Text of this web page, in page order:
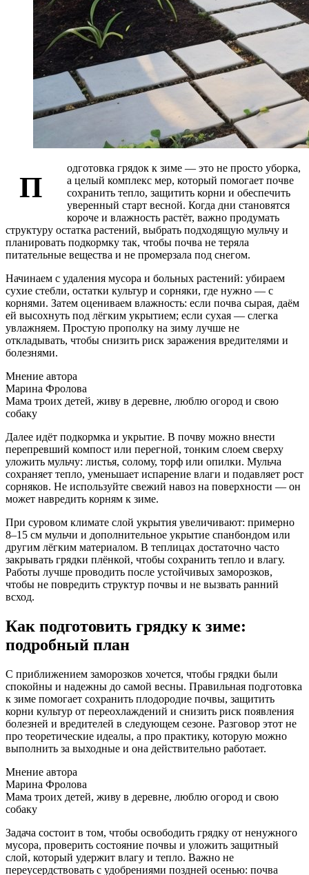
П
одготовка грядок к зиме — это не просто уборка,
а целый комплекс мер, который помогает почве
сохранить тепло, защитить корни и обеспечить
уверенный старт весной. Когда дни становятся
короче и влажность растёт, важно продумать
структуру остатка растений, выбрать подходящую мульчу и
планировать подкормку так, чтобы почва не теряла
питательные вещества и не промерзала под снегом.
Начинаем с удаления мусора и больных растений: убираем
сухие стебли, остатки культур и сорняки, где нужно — с
корнями. Затем оцениваем влажность: если почва сырая, даём
ей высохнуть под лёгким укрытием; если сухая — слегка
увлажняем. Простую прополку на зиму лучше не
откладывать, чтобы снизить риск заражения вредителями и
болезнями.
Мнение автора
Марина Фролова
Мама троих детей, живу в деревне, люблю огород и свою
собаку
Далее идёт подкормка и укрытие. В почву можно внести
перепревший компост или перегной, тонким слоем сверху
уложить мульчу: листья, солому, торф или опилки. Мульча
сохраняет тепло, уменьшает испарение влаги и подавляет рост
сорняков. Не используйте свежий навоз на поверхности — он
может навредить корням к зиме.
При суровом климате слой укрытия увеличивают: примерно
8–15 см мульчи и дополнительное укрытие спанбондом или
другим лёгким материалом. В теплицах достаточно часто
закрывать грядки плёнкой, чтобы сохранить тепло и влагу.
Работы лучше проводить после устойчивых заморозков,
чтобы не повредить структур почвы и не вызвать ранний
всход.
Как подготовить грядку к зиме:
подробный план
С приближением заморозков хочется, чтобы грядки были
спокойны и надежны до самой весны. Правильная подготовка
к зиме помогает сохранить плодородие почвы, защитить
корни культур от переохлаждений и снизить риск появления
болезней и вредителей в следующем сезоне. Разговор этот не
про теоретические идеалы, а про практику, которую можно
выполнить за выходные и она действительно работает.
Мнение автора
Марина Фролова
Мама троих детей, живу в деревне, люблю огород и свою
собаку
Задача состоит в том, чтобы освободить грядку от ненужного
мусора, проверить состояние почвы и уложить защитный
слой, который удержит влагу и тепло. Важно не
переусердствовать с удобрениями поздней осенью: почва